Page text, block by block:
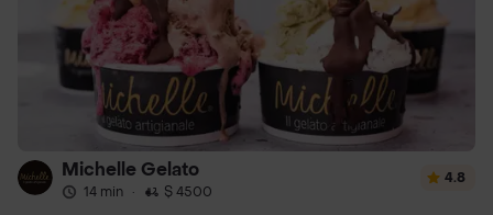
Michelle Gelato
14 min · $ 4500
4.8